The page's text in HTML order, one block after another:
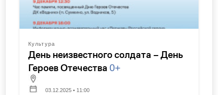
Культура
День неизвестного солдата – День
Героев Отечества 0+
03.12.2025 • 11:00